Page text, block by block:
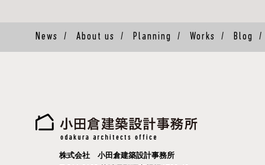
News / About us / Planning / Works / Blog
株式会社 小田倉建築設計事務所